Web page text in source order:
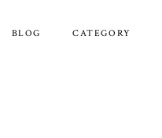
BLOG CATEGORY